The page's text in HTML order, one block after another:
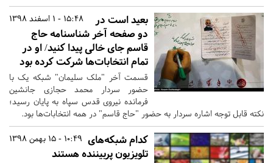
15:48 - 1 اسفند 1398
بعید است در
دو صفحه آخر شناسنامه حاج
قاسم جای خالی پیدا کنید/ او در
تمام انتخابات‌ها شرکت کرده بود
قسمت آخر "ملک سلیمان" شبکه یک با
حضور سردار محمد حجازی جانشین
فرمانده نیروی قدس سپاه به پایان رسید؛
نکته قابل توجه اشاره سردار به حضور "حاج قاسم" در همه انتخابات‌ها بود.
10:49 - 15 بهمن 1398 کدام شبکه‌های
تلویزیون پربیننده‌ هستند